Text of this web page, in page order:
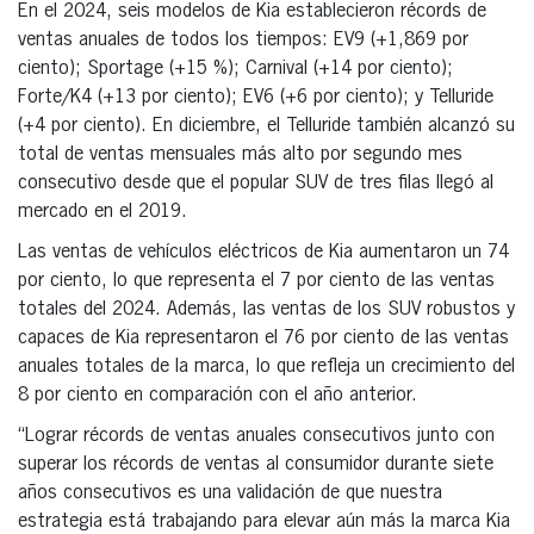
En el 2024, seis modelos de Kia establecieron récords de
ventas anuales de todos los tiempos: EV9 (+1,869 por
ciento); Sportage (+15 %); Carnival (+14 por ciento);
Forte/K4 (+13 por ciento); EV6 (+6 por ciento); y Telluride
(+4 por ciento). En diciembre, el Telluride también alcanzó su
total de ventas mensuales más alto por segundo mes
consecutivo desde que el popular SUV de tres filas llegó al
mercado en el 2019.
Las ventas de vehículos eléctricos de Kia aumentaron un 74
por ciento, lo que representa el 7 por ciento de las ventas
totales del 2024. Además, las ventas de los SUV robustos y
capaces de Kia representaron el 76 por ciento de las ventas
anuales totales de la marca, lo que refleja un crecimiento del
8 por ciento en comparación con el año anterior.
“Lograr récords de ventas anuales consecutivos junto con
superar los récords de ventas al consumidor durante siete
años consecutivos es una validación de que nuestra
estrategia está trabajando para elevar aún más la marca Kia